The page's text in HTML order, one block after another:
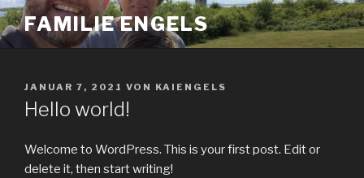
Zum
Inhalt
springen
FAMILIE ENGELS
VERÖFFENTLICHT
AM
JANUAR 7, 2021 VON KAIENGELS
Hello world!
Welcome to WordPress. This is your first post. Edit or
delete it, then start writing!